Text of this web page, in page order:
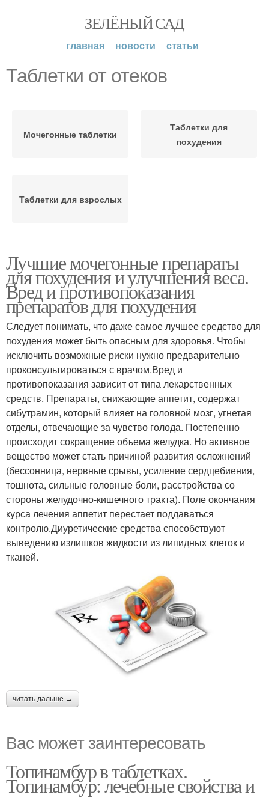
ЗЕЛЁНЫЙ САД
главная новости статьи
Таблетки от отеков
Мочегонные таблетки
Таблетки для
похудения
Таблетки для взрослых
Лучшие мочегонные препараты
для похудения и улучшения веса.
Вред и противопоказания
препаратов для похудения
Следует понимать, что даже самое лучшее средство для
похудения может быть опасным для здоровья. Чтобы
исключить возможные риски нужно предварительно
проконсультироваться с врачом.Вред и
противопоказания зависит от типа лекарственных
средств. Препараты, снижающие аппетит, содержат
сибутрамин, который влияет на головной мозг, угнетая
отделы, отвечающие за чувство голода. Постепенно
происходит сокращение объема желудка. Но активное
вещество может стать причиной развития осложнений
(бессонница, нервные срывы, усиление сердцебиения,
тошнота, сильные головные боли, расстройства со
стороны желудочно-кишечного тракта). Поле окончания
курса лечения аппетит перестает поддаваться
контролю.Диуретические средства способствуют
выведению излишков жидкости из липидных клеток и
тканей.
читать дальше →
Вас может заинтересовать
Топинамбур в таблетках.
Топинамбур: лечебные свойства и